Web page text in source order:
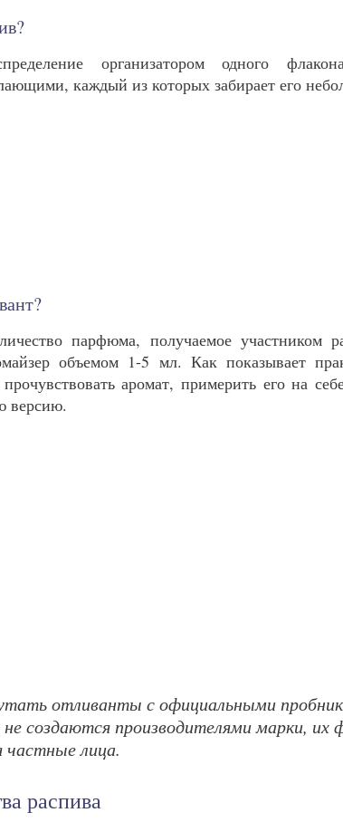
организатором одного
каждый из которых забирает его
парфюма, получаемое участником
объемом 1-5 мл. Как показывает
аромат, примерить его на
версию.
отливанты с официальными
создаются производителями марки, их
лица.
распива